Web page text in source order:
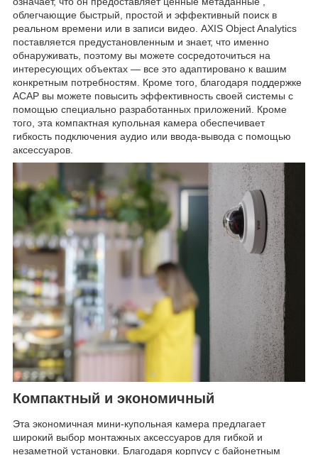
облегчающие быстрый, простой и эффективный поиск в
реальном времени или в записи видео. AXIS Object Analytics
поставляется предустановленным и знает, что именно
обнаруживать, поэтому вы можете сосредоточиться на
интересующих объектах — все это адаптировано к вашим
конкретным потребностям. Кроме того, благодаря поддержке
ACAP вы можете повысить эффективность своей системы с
помощью специально разработанных приложений. Кроме
того, эта компактная купольная камера обеспечивает
гибкость подключения аудио или ввода-вывода с помощью
аксессуаров.
Компактный и экономичный
Эта экономичная мини-купольная камера предлагает
широкий выбор монтажных аксессуаров для гибкой и
незаметной установки. Благодаря корпусу с байонетным